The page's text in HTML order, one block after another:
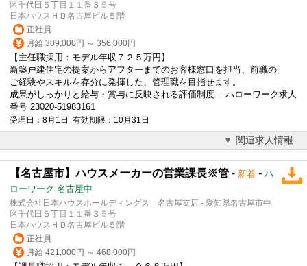
区千代田５丁目１１番３５号
日本ハウスＨＤ名古屋ビル５階
正社員
月給 309,000円 ～ 356,000円
【主任職採用： モデル年収７２５万円】
新築戸建住宅の提案からアフターまでのお客様窓口を担当、前職の
ご経験やスキルを存分に発揮した、管理職を目指せます。
成果がしっかりと給与・賞与に反映される評価制度... ハローワーク求人
番号 23020-51983161
受理日：8月1日 有効期限：10月31日
関連求人情報
【名古屋市】ハウスメーカーの営業課長※管 - 新着 - ハ
ローワーク 名古屋中
株式会社日本ハウスホールディングス 名古屋支店 - 愛知県名古屋市中
区千代田５丁目１１番３５号
日本ハウスＨＤ名古屋ビル５階
正社員
月給 421,000円 ～ 468,000円